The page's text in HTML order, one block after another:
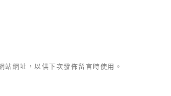
網址，以供下次發佈留言時使用。